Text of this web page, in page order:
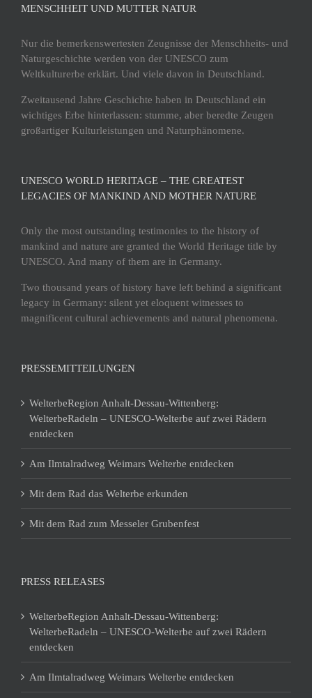
ENSCHHEIT UND MUTTER NATUR
Nur die bemerkenswertesten Zeugnisse der Menschheits- und
Naturgeschichte werden von der UNESCO zum
Weltkulturerbe erklärt. Und viele davon in Deutschland.
Zweitausend Jahre Geschichte haben in Deutschland ein
wichtiges Erbe hinterlassen: stumme, aber beredte Zeugen
großartiger Kulturleistungen und Naturphänomene.
UNESCO WORLD HERITAGE – THE GREATEST
LEGACIES OF MANKIND AND MOTHER NATURE
Only the most outstanding testimonies to the history of
mankind and nature are granted the World Heritage title by
UNESCO. And many of them are in Germany.
Two thousand years of history have left behind a significant
legacy in Germany: silent yet eloquent witnesses to
magnificent cultural achievements and natural phenomena.
PRESSEMITTEILUNGEN
WelterbeRegion Anhalt-Dessau-Wittenberg:
WelterbeRadeln – UNESCO-Welterbe auf zwei Rädern
entdecken
Am Ilmtalradweg Weimars Welterbe entdecken
Mit dem Rad das Welterbe erkunden
Mit dem Rad zum Messeler Grubenfest
PRESS RELEASES
WelterbeRegion Anhalt-Dessau-Wittenberg:
WelterbeRadeln – UNESCO-Welterbe auf zwei Rädern
entdecken
Am Ilmtalradweg Weimars Welterbe entdecken